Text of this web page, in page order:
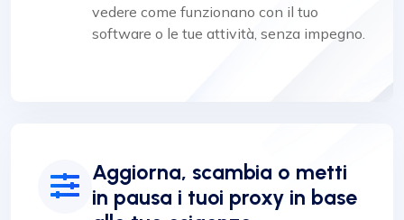
vedere come funzionano con il tuo
software o le tue attività, senza impegno.
Aggiorna, scambia o metti
in pausa i tuoi proxy in base